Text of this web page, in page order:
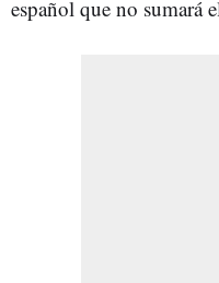
español que no sumará